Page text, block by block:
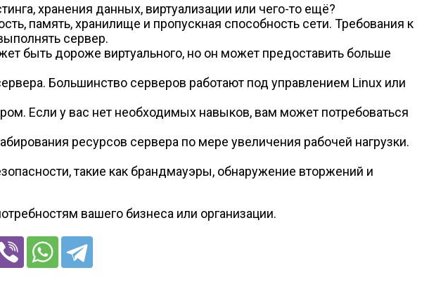
хранения данных, виртуализации или чего-то ещё?
память, хранилище и пропускная способность сети. Требования к
сервер.
быть дороже виртуального, но он может предоставить больше
Большинство серверов работают под управлением Linux или
Если у вас нет необходимых навыков, вам может потребоваться
ресурсов сервера по мере увеличения рабочей нагрузки.
такие как брандмауэры, обнаружение вторжений и
вашего бизнеса или организации.